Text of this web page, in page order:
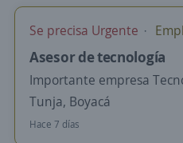
Se precisa Urgente
Asesor de tecnología
Importante empresa
Tunja, Boyacá
Hace 7 días